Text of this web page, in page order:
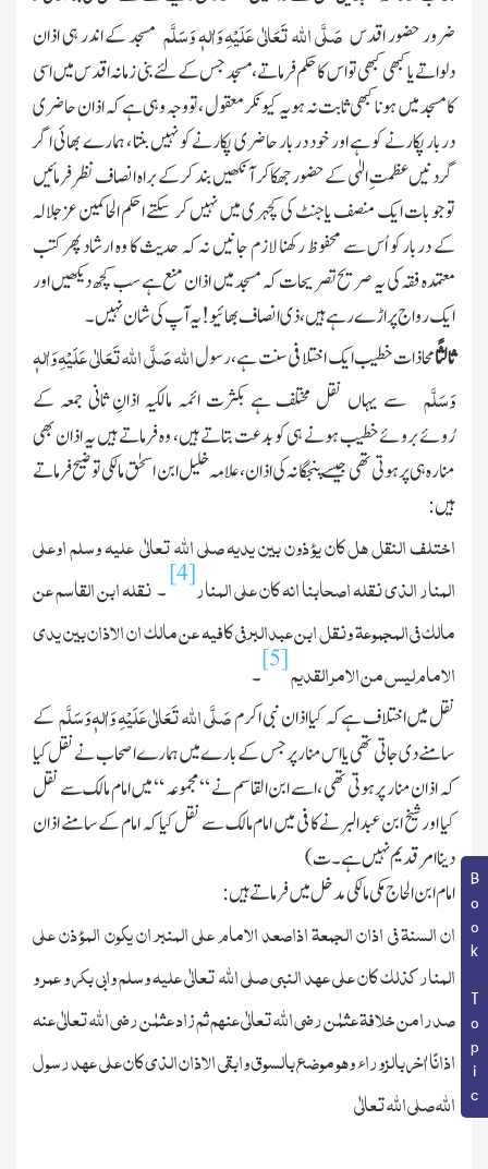
Book Topic
ضرور حضور اقدس صَلَّی اللہ تَعَالٰی عَلَیْہِ وَاٰلہٖ وَسَلَّم مسجد کے اندر ہی اذان
دلواتے یا کبھی کبھی تواس کا حکم فرماتے ، مسجد جس کےلئے بنی زمانہ اقدس میں اسی
کا مسجد میں ہونا کبھی ثابت نہ ہو یہ کیونکر معقول ، تووجہ وہی ہے کہ اذان حاضری
دربار پکارنے کو ہے اور خود دربار حاضری پکارنے کو نہیں بنتا ، ہمارے بھائی اگر
گردنیں عظمتِ الہٰی کے حضور جھکا کر آنکھیں بند کرکے براہ انصاف نظر فرمائیں
تو جو بات ایك منصف یا جنٹ کی کچہری میں نہیں کر سکتےاحکم الحاکمین عزجلالہ
کے دربار کو اُس سے محفوظ رکھنا لازم جانیں نہ کہ حدیث کا وہ ارشاد پھر کتب
معتمدہ فقہ کی یہ صریح تصریحات کہ مسجد میں اذان منع ہے سب کچھ دیکھیں اور
ایك رواج پراڑے رہے ہیں ، ذی انصاف بھائیو! یہ آپ کی شان نہیں ۔
ثالثًامحاذات خطیب ایك اختلافی سنت ہے ، رسولاﷲصَلَّی اللہ تَعَالٰی عَلَیْہِ وَاٰلہٖ
وَسَلَّم سے یہاں نقل مختلف ہے بکثرت ائمہ مالکیہ اذانِ ثانی جمعہ کے
رُوئےبروئے خطیب ہونے ہی کو بدعت بتاتے ہیں ، وہ فرماتے ہیں یہ اذان بھی
منارہ ہی پر ہوتی تھی جیسے پنجگانہ کی اذان ، علامہ خلیل ابن اسحٰق مالکی توضیح فرماتے
ہیں :
اختلف النقل ھل کان یؤذون بین یدیہ صلی اﷲ تعالٰی علیہ وسلم اوعلی
المنار الذی نقلہ اصحابنا انہ کان علی المنار[4]۔نقلہ ابن القاسم عن
مالك فی المجموعۃ ونقل ابن عبدالبر فی کافیہ عن مالك ان الاذان بین یدی
الامام لیس من الامر القدیم[5]۔
نقل میں اختلاف ہے کہ کیا اذان نبی اکرمصَلَّی اللہ تَعَالٰی عَلَیْہِ وَاٰلہٖ وَسَلَّمکے
سامنے دی جاتی تھی یا اس منار پر جس کے بارے میں ہمارے اصحاب نے نقل کیا
کہ اذان منار پر ہوتی تھی ، اسے ابن القاسم نے “ مجموعہ “ میں امام مالك سے نقل
کیا اور شیخ ابن عبدالبر نے کافی میں امام مالك سے نقل کیا کہ امام کے سامنے اذان
دینا امر قدیم نہیں ہے۔ ت)
امام ابن الحاج مکی مالکی مدخل میں فرماتے ہیں :
ان السنۃ فی اذان الجمعۃ اذاصعد الامام علی المنبر ان یکون المؤذن علی
المنار کذلك کان علی عھد النبی صلی اﷲ تعالٰی علیہ وسلم وابی بکر و عمر و
صدرامن خلافۃ عثمٰن رضی اﷲ تعالٰی عنہم ثم زاد عثمٰن رضی اﷲ تعالٰی عنہ
اذانًا اٰخر بالزوراء وھو موضع بالسوق وابقی الاذان الذی کان علی عھد رسول
اﷲ صلی اﷲ تعالٰی